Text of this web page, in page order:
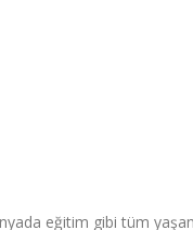
eğitim gibi tüm